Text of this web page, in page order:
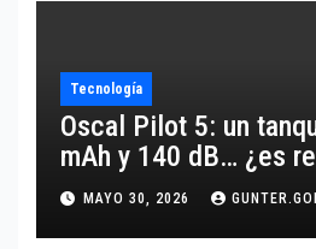
Tecnología
Oscal Pilot 5: un
mAh y 140 dB… ¿es
MAYO 30, 2026